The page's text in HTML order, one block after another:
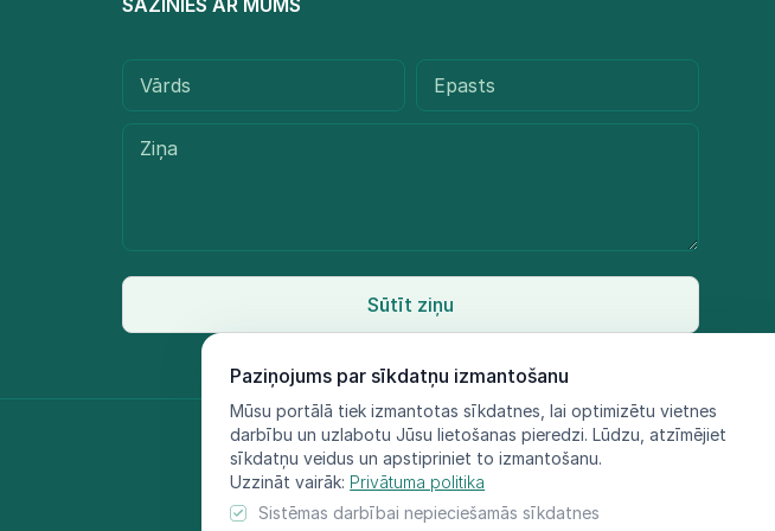
Paziņojums par sīkdatņu izmantošanu
Mūsu portālā tiek izmantotas sīkdatnes, lai optimizētu vietnes
darbību un uzlabotu Jūsu lietošanas pieredzi. Lūdzu, atzīmējiet
sīkdatņu veidus un apstipriniet to izmantošanu.
Uzzināt vairāk: Privātuma politika
Sistēmas darbībai nepieciešamās sīkdatnes
SAZINIES AR MUMS
Sūtīt ziņu